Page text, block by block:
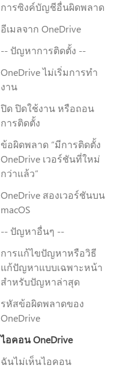
การซิงค์บัญชีอื่นผิดพลาด
อีเมลจาก OneDrive
-- ปัญหาการติดตั้ง --
OneDrive ไม่เริ่มการทํา
งาน
ปิด ปิดใช้งาน หรือถอน
การติดตั้ง
ข้อผิดพลาด “มีการติดตั้ง
OneDrive เวอร์ชันที่ใหม่
กว่าแล้ว”
OneDrive สองเวอร์ชันบน
macOS
-- ปัญหาอื่นๆ --
การแก้ไขปัญหาหรือวิธี
แก้ปัญหาแบบเฉพาะหน้า
สำหรับปัญหาล่าสุด
รหัสข้อผิดพลาดของ
OneDrive
ไอคอน OneDrive
ฉันไม่เห็นไอคอน